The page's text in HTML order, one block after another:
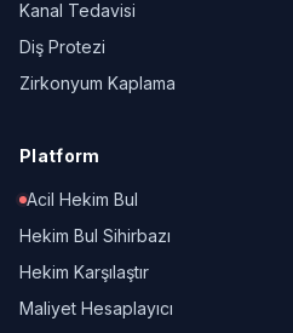
Kanal Tedavisi
Diş Protezi
Zirkonyum Kaplama
Platform
Acil Hekim Bul
Hekim Bul Sihirbazı
Hekim Karşılaştır
Maliyet Hesaplayıcı